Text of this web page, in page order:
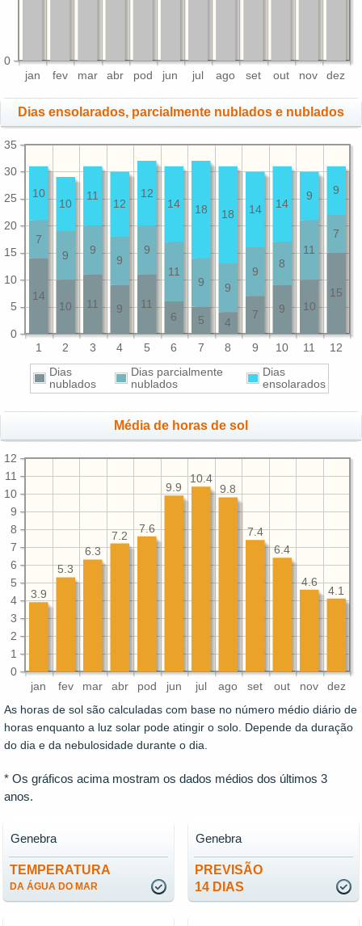
jan fev mar abr pod jun jul ago set out nov dez
0
Dias ensolarados, parcialmente nublados e nublados
1 2 3 4 5 6 7 8 9 10 11 12
0
5
10
15
20
25
30
35
15
10
9
7
4
5
6
11
9
11
10
14
7
11
8
9
9
9
11
9
9
9
9
7
9
9
14
14
18
18
14
12
12
11
10
10
Dias
nublados
Dias parcialmente
nublados
Dias
ensolarados
Média de horas de sol
jan fev mar abr pod jun jul ago set out nov dez
0
1
2
3
4
5
6
7
8
9
10
11
12
4.1
4.6
6.4
7.4
9.8
10.4
9.9
7.6
7.2
6.3
5.3
3.9
As horas de sol são calculadas com base no número médio diário de
horas enquanto a luz solar pode atingir o solo. Depende da duração
do dia e da nebulosidade durante o dia.
* Os gráficos acima mostram os dados médios dos últimos 3
anos.
TEMPERATURA
DA ÁGUA DO MAR
Genebra
PREVISÃO
14 DIAS
Genebra